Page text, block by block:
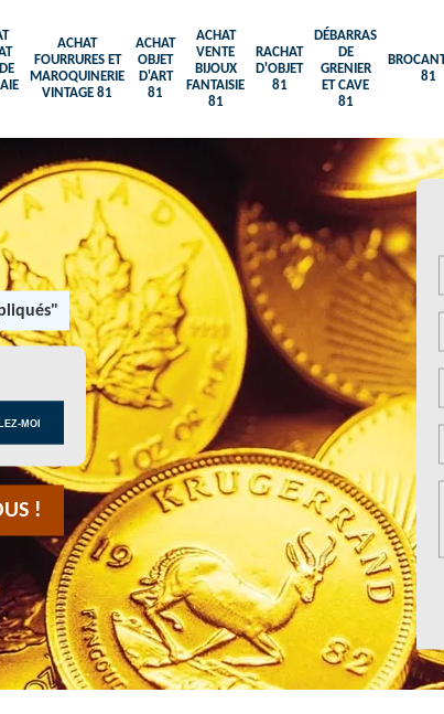
ACHAT
FOURRURES ET
MAROQUINERIE
VINTAGE 81
ACHAT
OBJET
D'ART
81
ACHAT
VENTE
BIJOUX
FANTAISIE
81
RACHAT
D'OBJET
81
DÉBARRAS
DE
GRENIER
ET CAVE
81
81
!